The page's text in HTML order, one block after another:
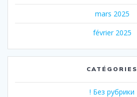
mars 2025
février 2025
CATÉGORIES
! Без рубрики